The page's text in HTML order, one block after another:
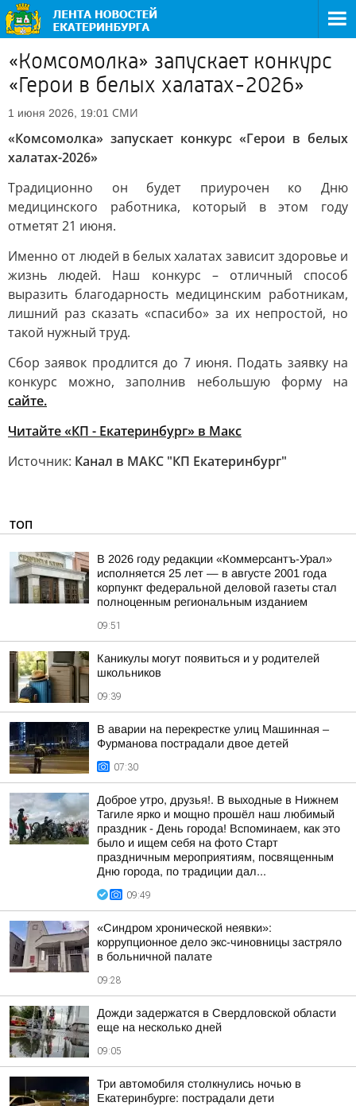
«Комсомолка» запускает конкурс
«Герои в белых халатах-2026»
1 июня 2026, 19:01 СМИ
«Комсомолка» запускает конкурс «Герои в белых
халатах-2026»
Традиционно он будет приурочен ко Дню
медицинского работника, который в этом году
отметят 21 июня.
Именно от людей в белых халатах зависит здоровье и
жизнь людей. Наш конкурс – отличный способ
выразить благодарность медицинским работникам,
лишний раз сказать «спасибо» за их непростой, но
такой нужный труд.
Сбор заявок продлится до 7 июня. Подать заявку на
конкурс можно, заполнив небольшую форму на
сайте.
Читайте «КП - Екатеринбург» в Mакс
Источник: Канал в МАКС "КП Екатеринбург"
ТОП
В 2026 году редакции «Коммерсантъ-Урал»
исполняется 25 лет — в августе 2001 года
корпункт федеральной деловой газеты стал
полноценным региональным изданием
09:51
Каникулы могут появиться и у родителей
школьников
09:39
В аварии на перекрестке улиц Машинная –
Фурманова пострадали двое детей
07:30
Доброе утро, друзья!. В выходные в Нижнем
Тагиле ярко и мощно прошёл наш любимый
праздник - День города! Вспоминаем, как это
было и ищем себя на фото Cтарт
праздничным мероприятиям, посвященным
Дню города, по традиции дал...
09:49
«Синдром хронической неявки»:
коррупционное дело экс-чиновницы застряло
в больничной палате
09:28
Дожди задержатся в Свердловской области
еще на несколько дней
09:05
Три автомобиля столкнулись ночью в
Екатеринбурге: пострадали дети